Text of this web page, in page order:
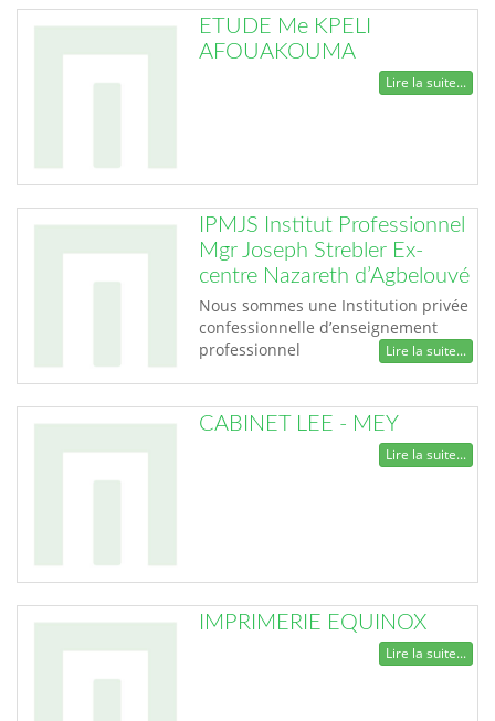
ETUDE Me KPELI
AFOUAKOUMA
Lire la suite...
IPMJS Institut Professionnel
Mgr Joseph Strebler Ex-
centre Nazareth d’Agbelouvé
Nous sommes une Institution privée
confessionnelle d’enseignement
professionnel
Lire la suite...
CABINET LEE - MEY
Lire la suite...
IMPRIMERIE EQUINOX
Lire la suite...